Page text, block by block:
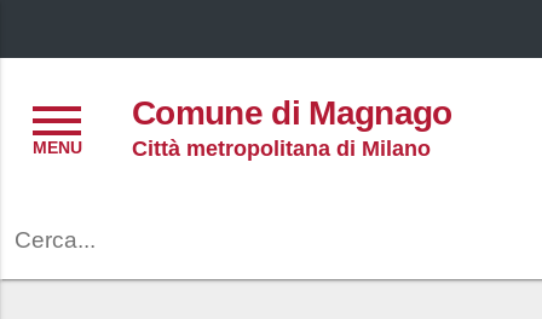
Comune di Magnago
Città metropolitana di Milano